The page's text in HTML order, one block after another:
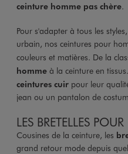
ceinture homme pas chère.
Pour s'adapter à tous les
urbain, nos ceintures pour
couleurs et matières. De la
hommeà la ceinture en
ceintures cuirpour leur
jean ou un pantalon de
LES BRETELLES
Cousines de la ceinture, les
grand retour mode depuis